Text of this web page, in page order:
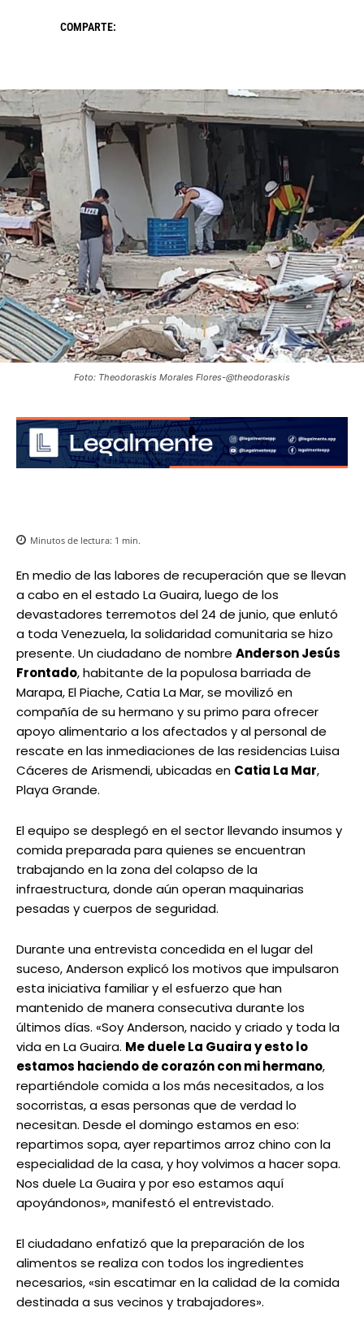
COMPARTE:
Foto: Theodoraskis Morales Flores-@theodoraskis
Minutos de lectura: 1 min.
En medio de las labores de recuperación que se llevan
a cabo en el estado La Guaira, luego de los
devastadores terremotos del 24 de junio, que enlutó
a toda Venezuela, la solidaridad comunitaria se hizo
presente. Un ciudadano de nombre Anderson Jesús
Frontado, habitante de la populosa barriada de
Marapa, El Piache, Catia La Mar, se movilizó en
compañía de su hermano y su primo para ofrecer
apoyo alimentario a los afectados y al personal de
rescate en las inmediaciones de las residencias Luisa
Cáceres de Arismendi, ubicadas en Catia La Mar,
Playa Grande.
El equipo se desplegó en el sector llevando insumos y
comida preparada para quienes se encuentran
trabajando en la zona del colapso de la
infraestructura, donde aún operan maquinarias
pesadas y cuerpos de seguridad.
Durante una entrevista concedida en el lugar del
suceso, Anderson explicó los motivos que impulsaron
esta iniciativa familiar y el esfuerzo que han
mantenido de manera consecutiva durante los
últimos días. «Soy Anderson, nacido y criado y toda la
vida en La Guaira. Me duele La Guaira y esto lo
estamos haciendo de corazón con mi hermano,
repartiéndole comida a los más necesitados, a los
socorristas, a esas personas que de verdad lo
necesitan. Desde el domingo estamos en eso:
repartimos sopa, ayer repartimos arroz chino con la
especialidad de la casa, y hoy volvimos a hacer sopa.
Nos duele La Guaira y por eso estamos aquí
apoyándonos», manifestó el entrevistado.
El ciudadano enfatizó que la preparación de los
alimentos se realiza con todos los ingredientes
necesarios, «sin escatimar en la calidad de la comida
destinada a sus vecinos y trabajadores».